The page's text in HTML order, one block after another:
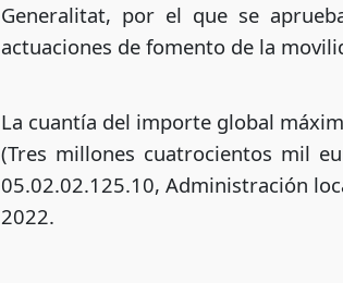
Generalitat, por el que se
actuaciones de fomento de la
La cuantía del importe global
(Tres millones cuatrocientos mil
05.02.02.125.10, Administración
2022.